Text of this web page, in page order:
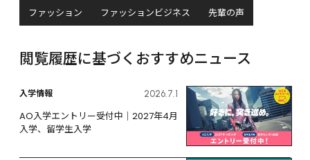
ファッション ファッションビジネス 先輩の声
閲覧履歴に基づくおすすめニュース
入学情報 2026.7.1
AO入学エントリー受付中｜2027年4月
入学、留学生入学